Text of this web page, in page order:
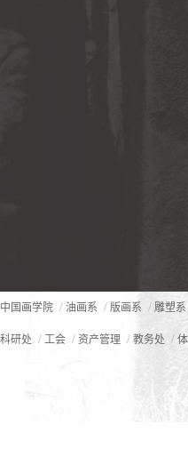
中国画学院 / 油画系 / 版画系 / 雕塑系
科研处 / 工会 / 资产管理 / 教务处 /